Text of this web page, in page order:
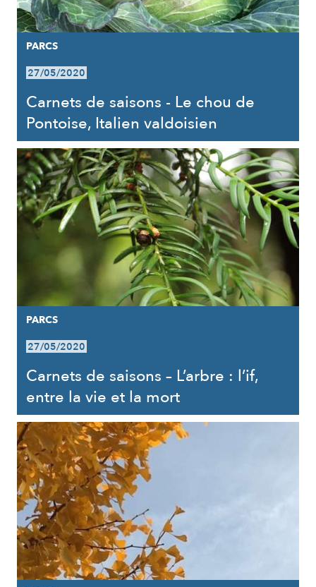
PARCS
27/05/2020
Carnets de saisons - Le chou de
Pontoise, Italien valdoisien
PARCS
27/05/2020
Carnets de saisons – L’arbre : l’if,
entre la vie et la mort